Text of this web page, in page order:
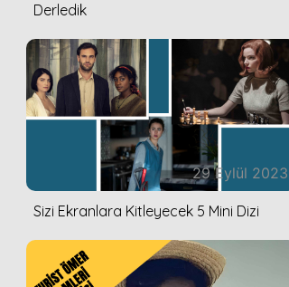
Derledik
29 Eylül 2023
Sizi Ekranlara Kitleyecek 5 Mini Dizi